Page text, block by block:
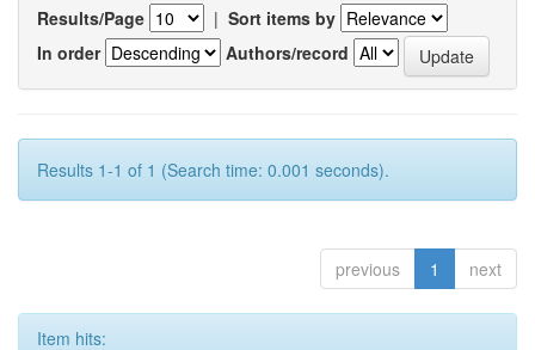
Results/Page | Sort items by
In order
Authors/record
Results 1-1 of 1 (Search time: 0.001 seconds).
previous 1 next
Item hits: